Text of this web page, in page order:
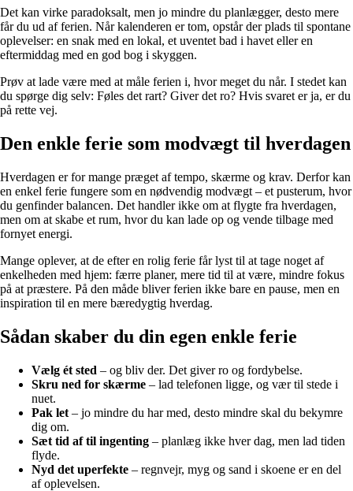
Det kan virke paradoksalt, men jo mindre du planlægger, desto mere
får du ud af ferien. Når kalenderen er tom, opstår der plads til spontane
oplevelser: en snak med en lokal, et uventet bad i havet eller en
eftermiddag med en god bog i skyggen.
Prøv at lade være med at måle ferien i, hvor meget du når. I stedet kan
du spørge dig selv: Føles det rart? Giver det ro? Hvis svaret er ja, er du
på rette vej.
Den enkle ferie som modvægt til hverdagen
Hverdagen er for mange præget af tempo, skærme og krav. Derfor kan
en enkel ferie fungere som en nødvendig modvægt – et pusterum, hvor
du genfinder balancen. Det handler ikke om at flygte fra hverdagen,
men om at skabe et rum, hvor du kan lade op og vende tilbage med
fornyet energi.
Mange oplever, at de efter en rolig ferie får lyst til at tage noget af
enkelheden med hjem: færre planer, mere tid til at være, mindre fokus
på at præstere. På den måde bliver ferien ikke bare en pause, men en
inspiration til en mere bæredygtig hverdag.
Sådan skaber du din egen enkle ferie
Vælg ét sted – og bliv der. Det giver ro og fordybelse.
Skru ned for skærme – lad telefonen ligge, og vær til stede i
nuet.
Pak let – jo mindre du har med, desto mindre skal du bekymre
dig om.
Sæt tid af til ingenting – planlæg ikke hver dag, men lad tiden
flyde.
Nyd det uperfekte – regnvejr, myg og sand i skoene er en del
af oplevelsen.